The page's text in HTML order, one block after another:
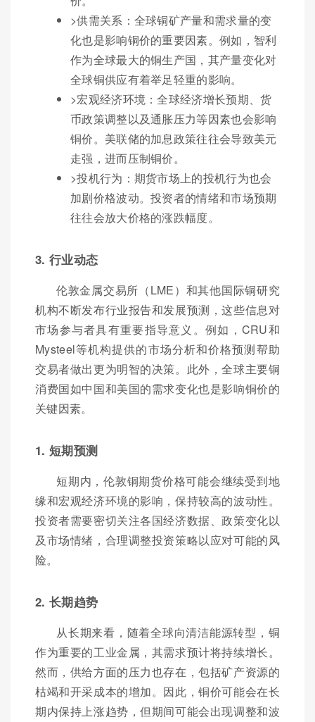
>供需关系：全球铜矿产量和需求量的变
化也是影响铜价的重要因素。例如，智利
作为全球最大的铜生产国，其产量变化对
全球铜供应有着举足轻重的影响。
>宏观经济环境：全球经济增长预期、货
币政策调整以及通胀压力等因素也会影响
铜价。美联储的加息政策往往会导致美元
走强，进而压制铜价。
>投机行为：期货市场上的投机行为也会
加剧价格波动。投资者的情绪和市场预期
往往会放大价格的涨跌幅度。
3. 行业动态
伦敦金属交易所（LME）和其他国际铜研究
机构不断发布行业报告和发展预测，这些信息对
市场参与者具有重要指导意义。例如，CRU和
Mysteel等机构提供的市场分析和价格预测帮助
交易者做出更为明智的决策。此外，全球主要铜
消费国如中国和美国的需求变化也是影响铜价的
关键因素。
1. 短期预测
短期内，伦敦铜期货价格可能会继续受到地
缘和宏观经济环境的影响，保持较高的波动性。
投资者需要密切关注各国经济数据、政策变化以
及市场情绪，合理调整投资策略以应对可能的风
险。
2. 长期趋势
从长期来看，随着全球向清洁能源转型，铜
作为重要的工业金属，其需求预计将持续增长。
然而，供给方面的压力也存在，包括矿产资源的
枯竭和开采成本的增加。因此，铜价可能会在长
期内保持上涨趋势，但期间可能会出现调整和波